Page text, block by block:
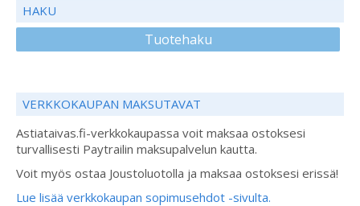
HAKU
Tuotehaku
VERKKOKAUPAN MAKSUTAVAT
Astiataivas.fi-verkkokaupassa voit maksaa ostoksesi
turvallisesti Paytrailin maksupalvelun kautta.
Voit myös ostaa Joustoluotolla ja maksaa ostoksesi erissä!
Lue lisää verkkokaupan sopimusehdot -sivulta.